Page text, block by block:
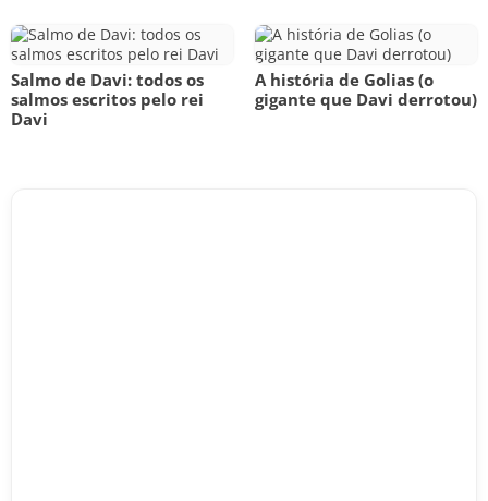
Salmo de Davi: todos os
salmos escritos pelo rei
Davi
A história de Golias (o
gigante que Davi derrotou)